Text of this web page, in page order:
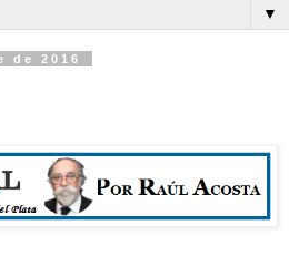
▼
de 2016